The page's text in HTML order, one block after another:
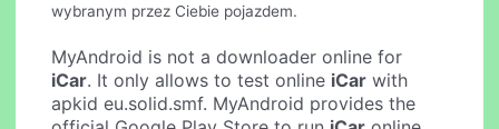
wybranym przez Ciebie pojazdem.
MyAndroid is not a downloader online for
iCar. It only allows to test online iCar with
apkid eu.solid.smf. MyAndroid provides the